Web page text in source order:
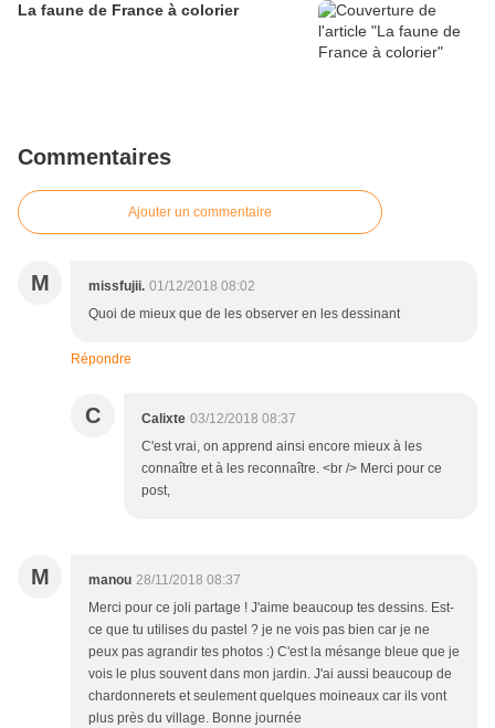
La faune de France à colorier
Commentaires
Ajouter un commentaire
M missfujii. 01/12/2018 08:02
Quoi de mieux que de les observer en les dessinant
Répondre
C Calixte 03/12/2018 08:37
C'est vrai, on apprend ainsi encore mieux à les
connaître et à les reconnaître. <br /> Merci pour ce
post,
M manou 28/11/2018 08:37
Merci pour ce joli partage ! J'aime beaucoup tes dessins. Est-
ce que tu utilises du pastel ? je ne vois pas bien car je ne
peux pas agrandir tes photos :) C'est la mésange bleue que je
vois le plus souvent dans mon jardin. J'ai aussi beaucoup de
chardonnerets et seulement quelques moineaux car ils vont
plus près du village. Bonne journée